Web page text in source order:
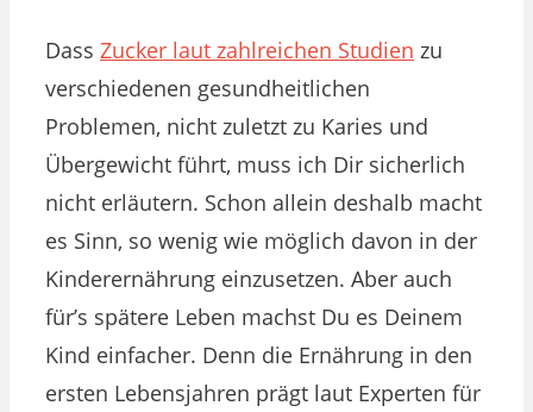
Dass Zucker laut zahlreichen Studien zu
verschiedenen gesundheitlichen
Problemen, nicht zuletzt zu Karies und
Übergewicht führt, muss ich Dir sicherlich
nicht erläutern. Schon allein deshalb macht
es Sinn, so wenig wie möglich davon in der
Kinderernährung einzusetzen. Aber auch
für’s spätere Leben machst Du es Deinem
Kind einfacher. Denn die Ernährung in den
ersten Lebensjahren prägt laut Experten für